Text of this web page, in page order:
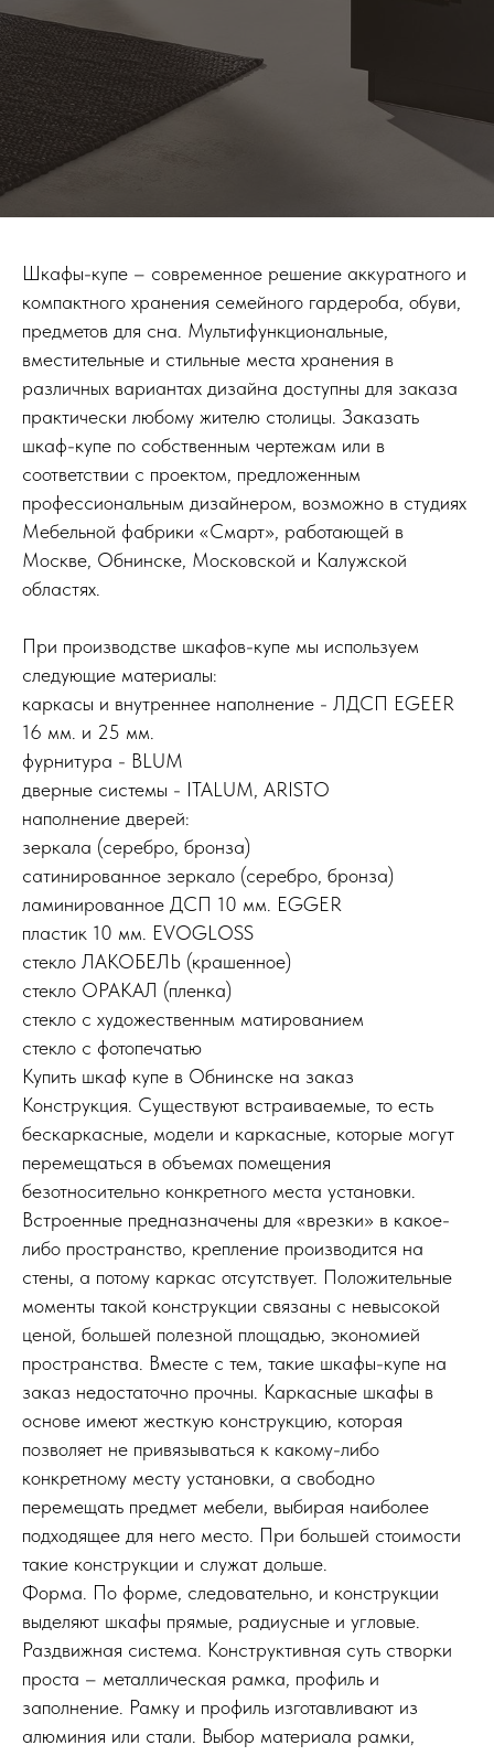
Шкафы-купе – современное решение аккуратного и
компактного хранения семейного гардероба, обуви,
предметов для сна. Мультифункциональные,
вместительные и стильные места хранения в
различных вариантах дизайна доступны для заказа
практически любому жителю столицы. Заказать
шкаф-купе по собственным чертежам или в
соответствии с проектом, предложенным
профессиональным дизайнером, возможно в студиях
Мебельной фабрики «Смарт», работающей в
Москве, Обнинске, Московской и Калужской
областях.
При производстве шкафов-купе мы используем
следующие материалы:
каркасы и внутреннее наполнение - ЛДСП EGEER
16 мм. и 25 мм.
фурнитура - BLUM
дверные системы - ITALUM, ARISTO
наполнение дверей:
зеркала (серебро, бронза)
сатинированное зеркало (серебро, бронза)
ламинированное ДСП 10 мм. EGGER
пластик 10 мм. EVOGLOSS
стекло ЛАКОБЕЛЬ (крашенное)
стекло ОРАКАЛ (пленка)
стекло с художественным матированием
стекло с фотопечатью
Купить шкаф купе в Обнинске на заказ
Конструкция. Существуют встраиваемые, то есть
бескаркасные, модели и каркасные, которые могут
перемещаться в объемах помещения
безотносительно конкретного места установки.
Встроенные предназначены для «врезки» в какое-
либо пространство, крепление производится на
стены, а потому каркас отсутствует. Положительные
моменты такой конструкции связаны с невысокой
ценой, большей полезной площадью, экономией
пространства. Вместе с тем, такие шкафы-купе на
заказ недостаточно прочны. Каркасные шкафы в
основе имеют жесткую конструкцию, которая
позволяет не привязываться к какому-либо
конкретному месту установки, а свободно
перемещать предмет мебели, выбирая наиболее
подходящее для него место. При большей стоимости
такие конструкции и служат дольше.
Форма. По форме, следовательно, и конструкции
выделяют шкафы прямые, радиусные и угловые.
Раздвижная система. Конструктивная суть створки
проста – металлическая рамка, профиль и
заполнение. Рамку и профиль изготавливают из
алюминия или стали. Выбор материала рамки,